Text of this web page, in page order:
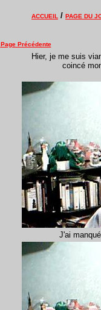
ACCUEIL / PAGE DU
Page Précédente
Hier, je me suis
coincé
J'ai